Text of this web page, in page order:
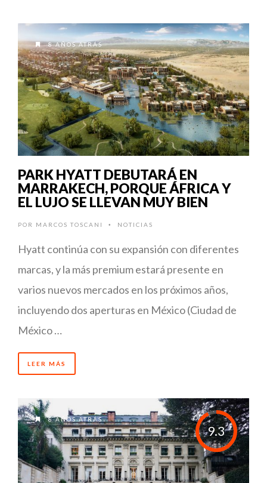
8 AÑOS ATRÁS
PARK HYATT DEBUTARÁ EN
MARRAKECH, PORQUE ÁFRICA Y
EL LUJO SE LLEVAN MUY BIEN
POR MARCOS TOSCANI • NOTICIAS
Hyatt continúa con su expansión con diferentes
marcas, y la más premium estará presente en
varios nuevos mercados en los próximos años,
incluyendo dos aperturas en México (Ciudad de
México …
LEER MÁS
9.3
8 AÑOS ATRÁS